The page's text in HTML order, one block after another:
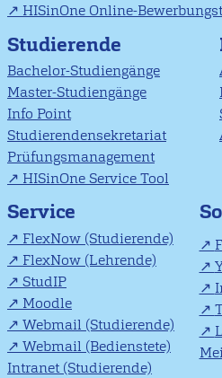
HISinOne Online-
Studierende
Bachelor-Studiengänge
Master-Studiengänge
Info Point
Studierendensekretariat
Prüfungsmanagement
HISinOne Service Tool
Service
FlexNow (Studierende)
FlexNow (Lehrende)
StudIP
Moodle
Webmail (Studierende)
Webmail (Bedienstete)
Intranet (Studierende)